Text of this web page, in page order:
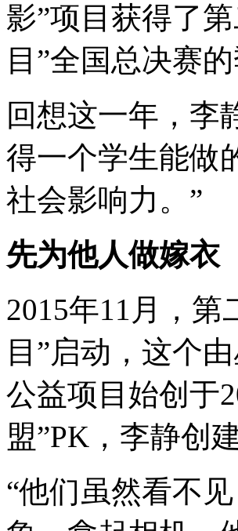
影”项目获得了
目”全国总决赛的
回想这一年，李
得一个学生能做
社会影响力。”
先为他人做嫁衣
2015年11月，
目”启动，这个
公益项目始创于
盟”PK，李静创
“他们虽然看不